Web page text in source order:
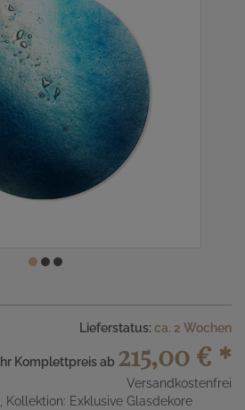
Lieferstatus: ca. 2 Wochen
Ihr Komplettpreis ab 215,00 € *
Versandkostenfrei
, Kollektion: Exklusive Glasdekore